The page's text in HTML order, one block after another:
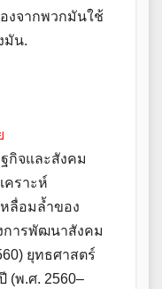
องจากพวกมันใช้
มัน.
กิจและสังคม
คราะห์
ลื่อมล้ำของ
การพัฒนาสังคม
ยุทธศาสตร์
(พ.ศ. 2560–